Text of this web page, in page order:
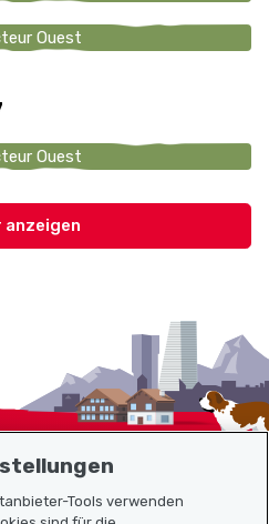
Ouest
Ouest
Tools verwenden